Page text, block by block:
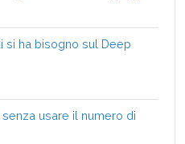
si ha bisogno sul Deep
usare il numero di